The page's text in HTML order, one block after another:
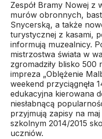
Zespół Bramy Nowej z
murów obronnych,
Snycerską, a także
turystycznej z kasami,
informują muzealnicy.
mistrzostwa świata w
zgromadziły blisko
impreza „Oblężenie
weekend przyciągnęła
edukacyjna kierowana
niesłabnącą
przyjmują zapisy na
szkolnym 2014/2015
uczniów.